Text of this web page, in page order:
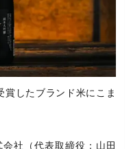
したブランド米にこま
社（代表取締役：山田